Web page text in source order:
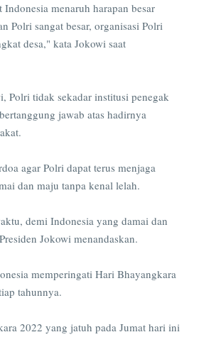
menaruh harapan besar
Polri sangat besar, organisasi Polri
desa," kata Jokowi saat
Polri tidak sekadar institusi penegak
jawab atas hadirnya
agar Polri dapat terus menjaga
dan maju tanpa kenal lelah.
demi Indonesia yang damai dan
Jokowi menandaskan.
memperingati Hari Bhayangkara
tahunnya.
2022 yang jatuh pada Jumat hari ini